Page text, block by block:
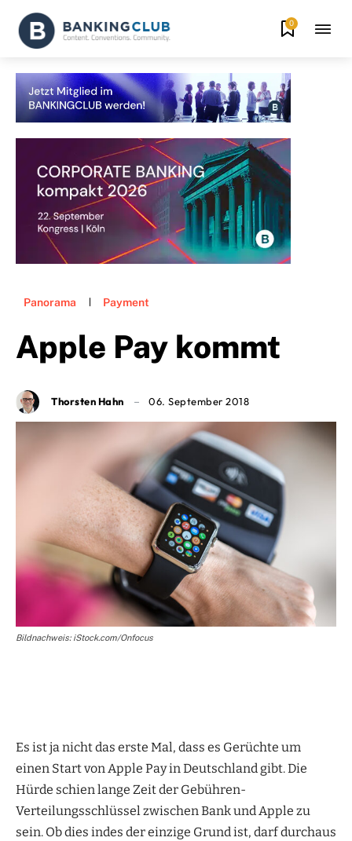
0
Panorama Payment
Apple Pay kommt
Thorsten Hahn 06. September 2018
Bildnachweis: iStock.com/Onfocus
Es ist ja nicht das erste Mal, dass es Gerüchte um
einen Start von Apple Pay in Deutschland gibt. Die
Hürde schien lange Zeit der Gebühren-
Verteilungsschlüssel zwischen Bank und Apple zu
sein. Ob dies indes der einzige Grund ist, darf durchaus